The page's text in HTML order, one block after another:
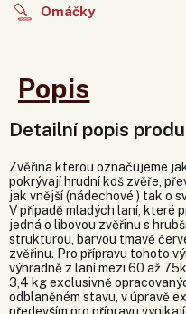
Omáčky
Popis
Detailní popis
Zvěřina kterou označujeme
pokrývají hrudní koš zvěře,
jak vnější (nádechové ) tak o
V případě mladých laní, které
jedná o libovou zvěřinu s
strukturou, barvou tmavě
zvěřinu. Pro přípravu tohoto
výhradně z laní mezi 60 až
3,4 kg exclusivně
odblaněném stavu, v úpravě
především pro přípravu